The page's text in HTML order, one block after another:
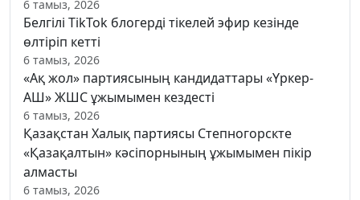
6 тамыз, 2026
Белгілі TikTok блогерді тікелей эфир кезінде
өлтіріп кетті
6 тамыз, 2026
«Ақ жол» партиясының кандидаттары «Үркер-
АШ» ЖШС ұжымымен кездесті
6 тамыз, 2026
Қазақстан Халық партиясы Степногорскте
«Қазақалтын» кәсіпорнының ұжымымен пікір
алмасты
6 тамыз, 2026